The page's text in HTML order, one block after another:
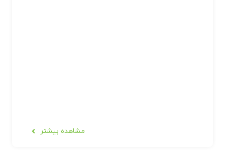
مشاهده بیشتر